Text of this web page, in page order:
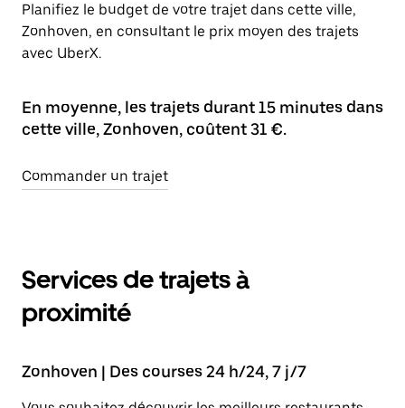
Planifiez le budget de votre trajet dans cette ville,
Zonhoven, en consultant le prix moyen des trajets
avec UberX.
En moyenne, les trajets durant 15 minutes dans
cette ville, Zonhoven, coûtent 31 €.
Commander un trajet
Services de trajets à
proximité
Zonhoven | Des courses 24 h/24, 7 j/7